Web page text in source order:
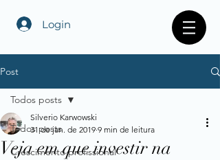
Login
Post
Todos posts
Crescimento profissional
Todos posts
Veja em que investir na
Silverio Karwowski
31 de jan. de 2019 9 min de leitura